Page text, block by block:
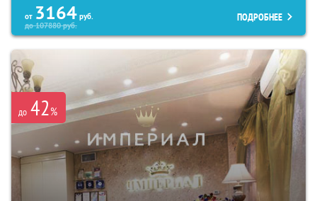
от 3164 руб.
до107880руб.
ПОДРОБНЕЕ
до 42%